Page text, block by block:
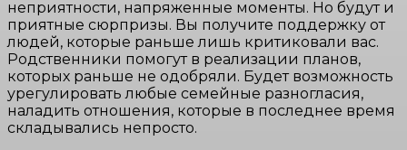
неприятности, напряженные моменты. Но будут и
приятные сюрпризы. Вы получите поддержку от
людей, которые раньше лишь критиковали вас.
Родственники помогут в реализации планов,
которых раньше не одобряли. Будет возможность
урегулировать любые семейные разногласия,
наладить отношения, которые в последнее время
складывались непросто.